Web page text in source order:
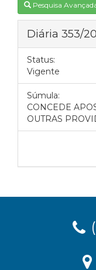
Pesquisa
Diária 353/
Status:
Vigente
Súmula:
CONCEDE
OUTRAS